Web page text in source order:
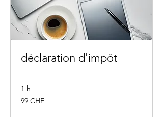
déclaration d'impôt
1 h
99
francs
99 CHF